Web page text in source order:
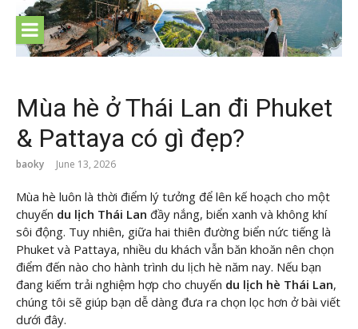
content
Mùa hè ở Thái Lan đi Phuket
& Pattaya có gì đẹp?
baoky June 13, 2026
Mùa hè luôn là thời điểm lý tưởng để lên kế hoạch cho một
chuyến du lịch Thái Lan đầy nắng, biển xanh và không khí
sôi động. Tuy nhiên, giữa hai thiên đường biển nức tiếng là
Phuket và Pattaya, nhiều du khách vẫn băn khoăn nên chọn
điểm đến nào cho hành trình du lịch hè năm nay. Nếu bạn
đang kiếm trải nghiệm hợp cho chuyến du lịch hè Thái Lan,
chúng tôi sẽ giúp bạn dễ dàng đưa ra chọn lọc hơn ở bài viết
dưới đây.